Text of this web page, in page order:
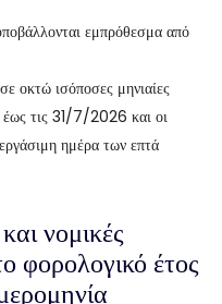
εμπρόθεσμα από
οκτώ ισόποσες μηνιαίες
τις 31/7/2026 και οι
ημέρα των επτά
νομικές
φορολογικό έτος